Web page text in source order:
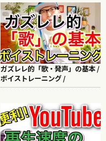
ガズレレ的「歌・発声」の基本 /
ボイストレーニング /